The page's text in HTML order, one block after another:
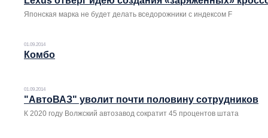
Японская марка не будет делать вседорожники с индексом F
01.09.2014
Комбо
01.09.2014
"АвтоВАЗ" уволит почти половину сотрудников
К 2020 году Волжский автозавод сократит 45 процентов штата